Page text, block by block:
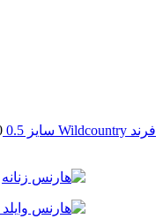
فرند Wildcountry سایز 0.5